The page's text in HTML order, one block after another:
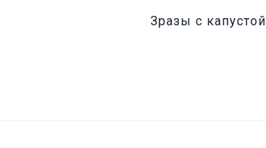
Зразы с капустой